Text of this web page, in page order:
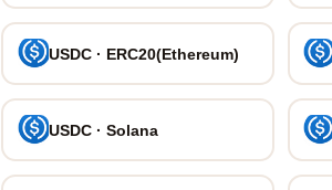
USDC · ERC20(Ethereum)
USDC · Solana